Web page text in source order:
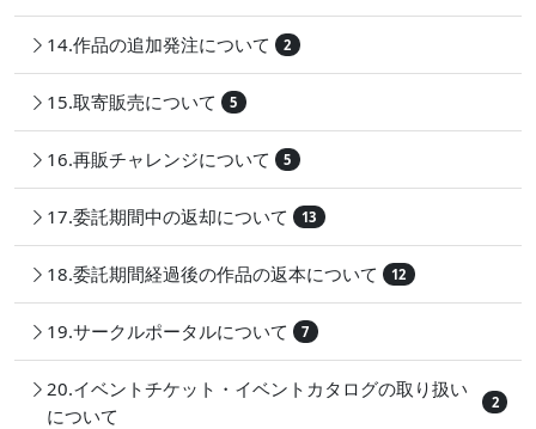
14.作品の追加発注について 2
15.取寄販売について 5
16.再販チャレンジについて 5
17.委託期間中の返却について 13
18.委託期間経過後の作品の返本について 12
19.サークルポータルについて 7
20.イベントチケット・イベントカタログの取り扱い
について
2